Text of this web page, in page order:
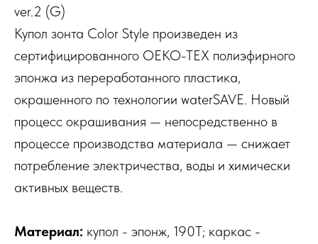
ver.2 (G)
Купол зонта Color Style произведен из
сертифицированного OEKO-TEX полиэфирного
эпонжа из переработанного пластика,
окрашенного по технологии waterSAVE. Новый
процесс окрашивания — непосредственно в
процессе производства материала — снижает
потребление электричества, воды и химически
активных веществ.
Материал: купол - эпонж, 190T; каркас -